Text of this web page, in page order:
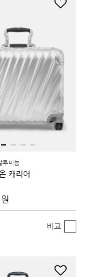
루미늄
캐리어
비교